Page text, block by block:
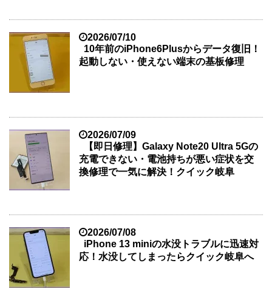
2026/07/10
10年前のiPhone6Plusからデータ復旧！
起動しない・使えない端末の基板修理
2026/07/09
【即日修理】Galaxy Note20 Ultra 5Gの
充電できない・電池持ちが悪い症状を交
換修理で一気に解決！クイック岐阜
2026/07/08
iPhone 13 miniの水没トラブルに迅速対
応！水没してしまったらクイック岐阜へ